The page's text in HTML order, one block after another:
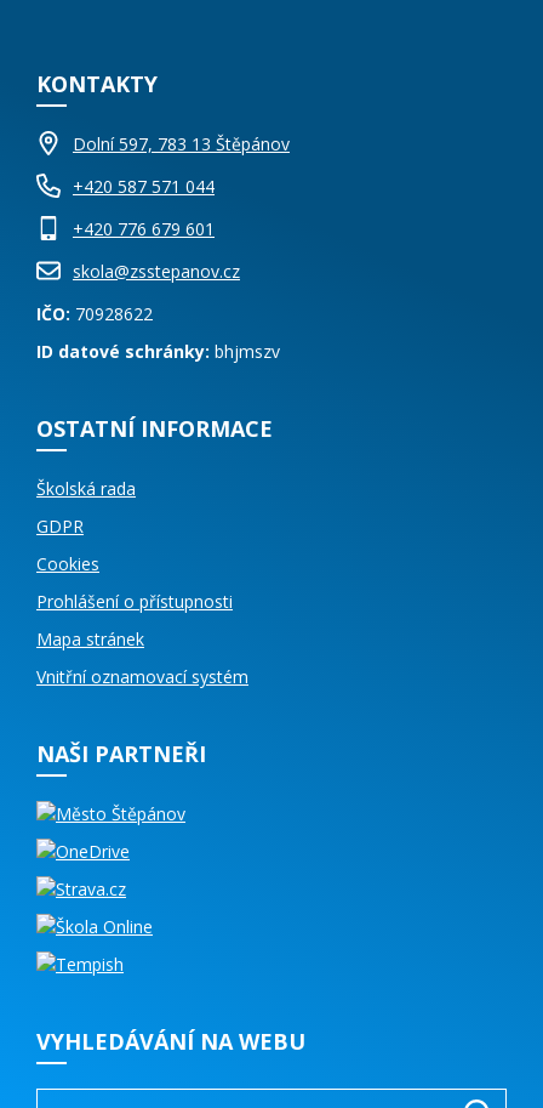
KONTAKTY
Dolní 597, 783 13 Štěpánov
+420 587 571 044
+420 776 679 601
skola@zsstepanov.cz
IČO: 70928622
ID datové schránky: bhjmszv
OSTATNÍ INFORMACE
Školská rada
GDPR
Cookies
Prohlášení o přístupnosti
Mapa stránek
Vnitřní oznamovací systém
NAŠI PARTNEŘI
VYHLEDÁVÁNÍ NA WEBU